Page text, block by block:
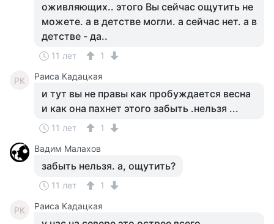
оживляющих.. этого Вы сейчас ощутить не
можете. а в детстве могли. а сейчас нет. а в
детстве - да..
11 лет 1
РК Раиса Кадацкая
и тут вы не правы как пробуждается весна
и как она пахнет этого забыть .нельзя ...
11 лет
1
Вадим Малахов
забыть нельзя. а, ощутить?
11 лет 1
РК Раиса Кадацкая